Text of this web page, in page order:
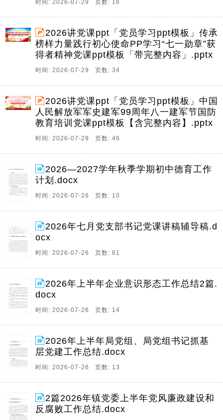
时间: 2026-07-29 页数: 18
2026讲党课ppt「党员学习ppt模板」传承
榜样力量践行初心使命PP学习“七一勋章”获
得者精神党课ppt模板「带完整内容」.pptx
时间: 2026-07-29 页数: 34
2026讲党课ppt「党员学习ppt模板」中国
人民解放军军史建军99周年八一建军节国防
教育培训党课ppt模板【含完整内容】.pptx
时间: 2026-07-29 页数: 46
2026—2027学年秋季学期初中德育工作
计划.docx
时间: 2026-07-26 页数: 10
2026年七月党支部书记党课讲稿辅导稿.d
ocx
时间: 2026-07-26 页数: 61
2026年上半年企业意识形态工作总结2篇.
docx
时间: 2026-07-26 页数: 14
2026年上半年局党组、局党组书记抓基
层党建工作总结.docx
时间: 2026-07-26 页数: 13
2篇2026年镇党委上半年党风廉政建设和
反腐败工作总结.docx